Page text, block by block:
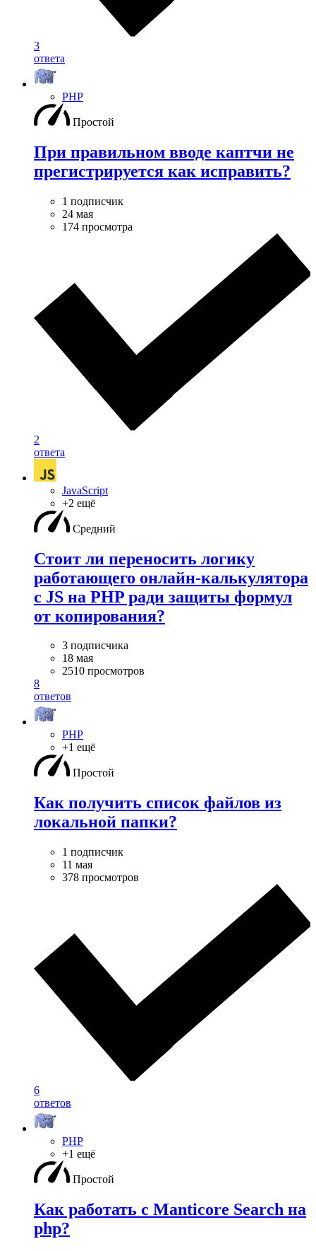
3
ответа
PHP
Простой
При правильном вводе каптчи не
прегистрируется как исправить?
1 подписчик
24 мая
174 просмотра
2
ответа
JavaScript
+2 ещё
Средний
Стоит ли переносить логику
работающего онлайн-калькулятора
с JS на PHP ради защиты формул
от копирования?
3 подписчика
18 мая
2510 просмотров
8
ответов
PHP
+1 ещё
Простой
Как получить список файлов из
локальной папки?
1 подписчик
11 мая
378 просмотров
6
ответов
PHP
+1 ещё
Простой
Как работать с Manticore Search на
php?